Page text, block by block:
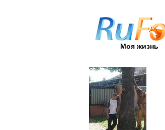
Моя жизнь